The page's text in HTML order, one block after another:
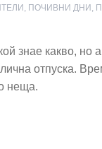
, ПОЧИВНИ ДНИ ,
знае какво, но
отпуска.
неща.